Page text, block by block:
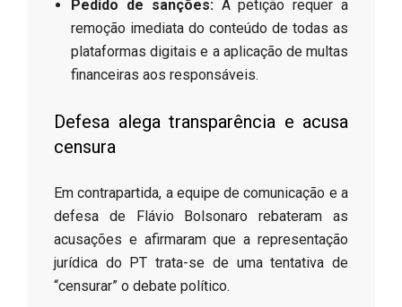
Pedido de sanções:A petição requer a
remoção imediata do conteúdo de todas as
plataformas digitais e a aplicação de multas
financeiras aos responsáveis.
​Defesa alega transparência e acusa
censura
​Em contrapartida, a equipe de comunicação e a
defesa de Flávio Bolsonaro rebateram as
acusações e afirmaram que a representação
jurídica do PT trata-se de uma tentativa de
“censurar” o debate político.